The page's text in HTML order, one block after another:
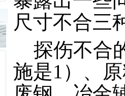
尺寸不合三
探伤不合
施是1）、